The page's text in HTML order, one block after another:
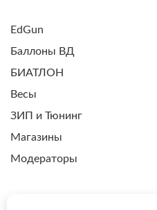
EdGun
Баллоны ВД
БИАТЛОН
Весы
ЗИП и Тюнинг
Магазины
Модераторы